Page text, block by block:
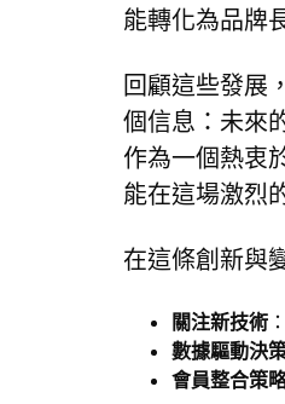
能轉化為品牌
回顧這些發展
個信息：未來
作為一個熱衷
能在這場激烈
在這條創新與
關注新技術
數據驅動決
會員整合策